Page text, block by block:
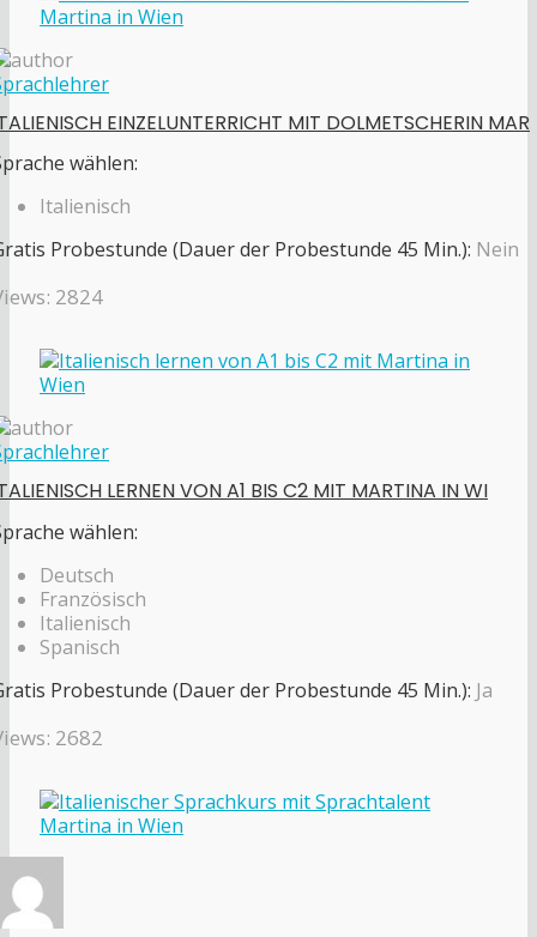
EINZELUNTERRICHT MIT DOLMETSCHERIN MAR
wählen:
Italienisch
Probestunde (Dauer der Probestunde 45 Min.): Nein
2824
LERNEN VON A1 BIS C2 MIT MARTINA IN WI
wählen:
Deutsch
Französisch
Italienisch
Spanisch
Probestunde (Dauer der Probestunde 45 Min.): Ja
2682